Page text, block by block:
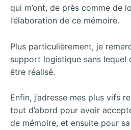
qui m’ont, de près comme de
l’élaboration de ce mémoire.
Plus particulièrement, je
support logistique sans lequel
être réalisé.
Enfin, j’adresse mes plus vifs
tout d’abord pour avoir
de mémoire, et ensuite pour